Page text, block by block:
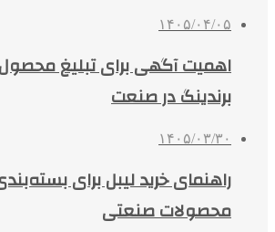
۱۴۰۵/۰۴/۰۵
اهمیت آگهی برای تبلیغ
برندینگ در صنعت
۱۴۰۵/۰۳/۳۰
راهنمای خرید لیبل برای
محصولات صنعتی